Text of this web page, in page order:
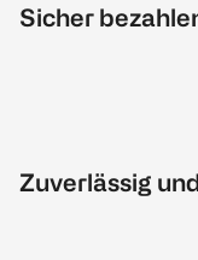
Sicher
Zuverlässig